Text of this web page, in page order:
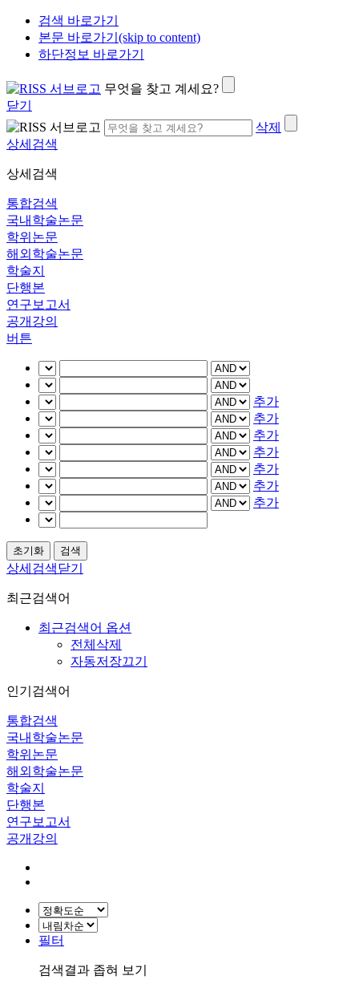
검색 바로가기
본문 바로가기(skip to content)
하단정보 바로가기
무엇을 찾고 계세요?
닫기
삭제
상세검색
상세검색
통합검색
국내학술논문
학위논문
해외학술논문
학술지
단행본
연구보고서
공개강의
버튼
추가
추가
추가
추가
추가
추가
추가
상세검색닫기
최근검색어
최근검색어 옵션
전체삭제
자동저장끄기
인기검색어
통합검색
국내학술논문
학위논문
해외학술논문
학술지
단행본
연구보고서
공개강의
필터
검색결과 좁혀 보기